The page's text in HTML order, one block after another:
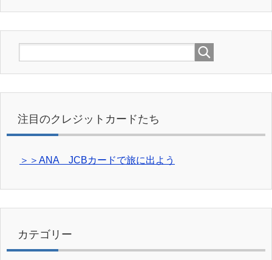
注目のクレジットカードたち
＞＞ANA JCBカードで旅に出よう
カテゴリー